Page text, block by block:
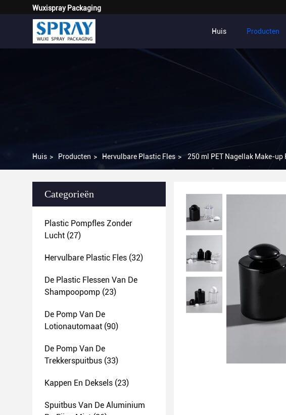
Wuxispray Packaging
Huis Producten
Huis > Producten > Hervulbare Plastic Fles > 250 ml PET Nagellak Make-up
Categorieën
Plastic Pompfles Zonder
Lucht (27)
Hervulbare Plastic Fles (32)
De Plastic Flessen Van De
Shampoopomp (23)
De Pomp Van De
Lotionautomaat (90)
De Pomp Van De
Trekkerspuitbus (33)
Kappen En Deksels (23)
Spuitbus Van De Aluminium